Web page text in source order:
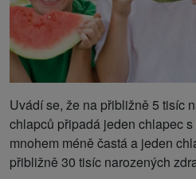
Uvádí se, že na přibližně 5 tisíc
chlapců připadá jeden chlapec
mnohem méně častá a jeden
přibližně 30 tisíc narozených